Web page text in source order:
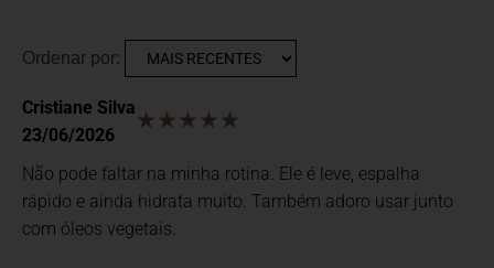
Ordenar por:
Cristiane Silva
23/06/2026
★★★★★
Não pode faltar na minha rotina. Ele é leve, espalha
rápido e ainda hidrata muito. Também adoro usar junto
com óleos vegetais.